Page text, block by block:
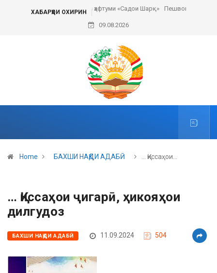
ХАБАРҲОИ ОХИРИН Пешвои ҳаракати сулҳи ҷаҳонӣ
09.08.2026
Home БАХШИ НАҚДИ АДАБӢ … Қиссаҳои…
… Қиссаҳои ҷигарӣ, ҳикояҳои
дилгудоз
БАХШИ НАҚДИ АДАБӢ 11.09.2024 504